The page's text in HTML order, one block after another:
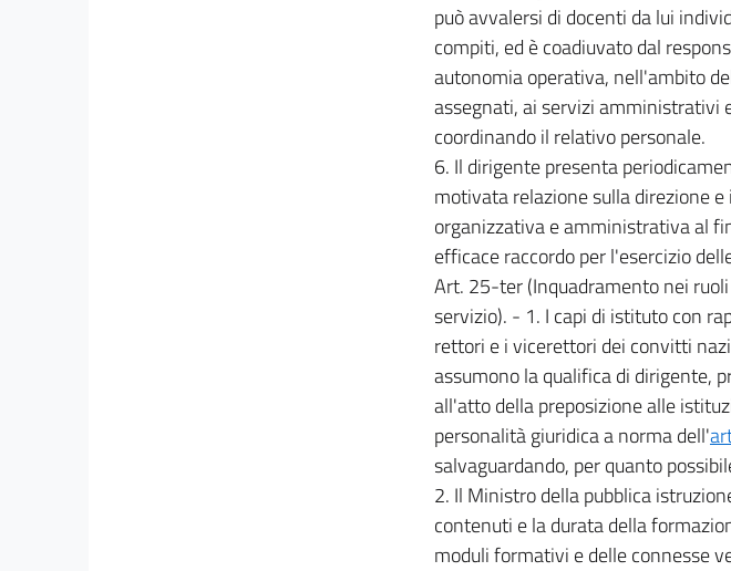
può avvalersi di docenti da lui
compiti, ed è coadiuvato dal
autonomia operativa, nell'ambito
assegnati, ai servizi amministrativi
coordinando il relativo personale.
6. Il dirigente presenta
motivata relazione sulla direzione
organizzativa e amministrativa al
efficace raccordo per l'esercizio
Art. 25-ter (Inquadramento nei
servizio). - 1. I capi di istituto con
rettori e i vicerettori dei convitti
assumono la qualifica di dirigente,
all'atto della preposizione alle
personalità giuridica a norma dell'
salvaguardando, per quanto
2. Il Ministro della pubblica
contenuti e la durata della
moduli formativi e delle connesse